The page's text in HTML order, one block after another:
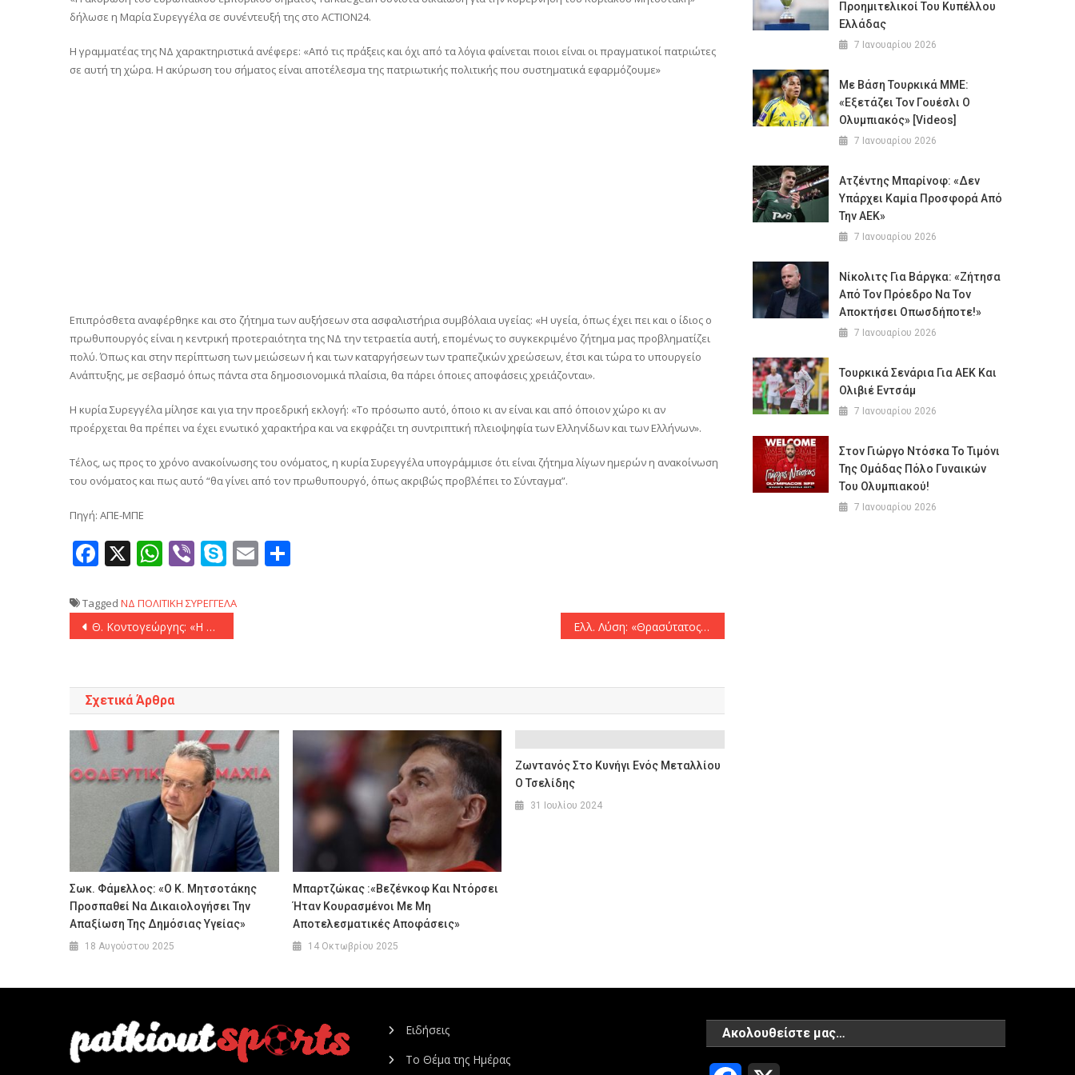
δήλωσε η Μαρία Συρεγγέλα σε συνέντευξή της στο ACTION24.
Η γραμματέας της ΝΔ χαρακτηριστικά ανέφερε: «Από τις πράξεις και όχι από τα λόγια φαίνεται ποιοι είναι οι πραγματικοί πατριώτες
σε αυτή τη χώρα. Η ακύρωση του σήματος είναι αποτέλεσμα της πατριωτικής πολιτικής που συστηματικά εφαρμόζουμε»
Επιπρόσθετα αναφέρθηκε και στο ζήτημα των αυξήσεων στα ασφαλιστήρια συμβόλαια υγείας: «Η υγεία, όπως έχει πει και ο ίδιος ο
πρωθυπουργός είναι η κεντρική προτεραιότητα της ΝΔ την τετραετία αυτή, επομένως το συγκεκριμένο ζήτημα μας προβληματίζει
πολύ. Όπως και στην περίπτωση των μειώσεων ή και των καταργήσεων των τραπεζικών χρεώσεων, έτσι και τώρα το υπουργείο
Ανάπτυξης, με σεβασμό όπως πάντα στα δημοσιονομικά πλαίσια, θα πάρει όποιες αποφάσεις χρειάζονται».
Η κυρία Συρεγγέλα μίλησε και για την προεδρική εκλογή: «Το πρόσωπο αυτό, όποιο κι αν είναι και από όποιον χώρο κι αν
προέρχεται θα πρέπει να έχει ενωτικό χαρακτήρα και να εκφράζει τη συντριπτική πλειοψηφία των Ελληνίδων και των Ελλήνων».
Τέλος, ως προς το χρόνο ανακοίνωσης του ονόματος, η κυρία Συρεγγέλα υπογράμμισε ότι είναι ζήτημα λίγων ημερών η ανακοίνωση
του ονόματος και πως αυτό “θα γίνει από τον πρωθυπουργό, όπως ακριβώς προβλέπει το Σύνταγμα”.
Πηγή: ΑΠΕ-ΜΠΕ
Facebook
X WhatsApp
ViberSkype
Email
Tagged ΝΔ ΠΟΛΙΤΙΚΗ ΣΥΡΕΓΓΕΛΑ
Πλοήγηση
Θ. Κοντογεώργης: «Η χώρα μπορεί να βγει ενισχυμένη στον τομέα των ευρύτερων γεωπολιτικών εξελίξεων, αλλά και στον τομέα της οικονομίας» Ελλ. Λύση: «Θρασύτατος ο Άδ. Γεωργιάδης»
Σχετικά Άρθρα
Σωκ. Φάμελλος: «Ο Κ. Μητσοτάκης
Προσπαθεί Να Δικαιολογήσει Την
Απαξίωση Της Δημόσιας Υγείας»
18 Αυγούστου 2025
Μπαρτζώκας :«Βεζένκοφ Και Ντόρσει
Ήταν Κουρασμένοι Με Μη
Αποτελεσματικές Αποφάσεις»
14 Οκτωβρίου 2025
Ζωντανός Στο Κυνήγι Ενός Μεταλλίου
Ο Τσελίδης
31 Ιουλίου 2024
Προημιτελικοί Του Κυπέλλου
Ελλάδας
7 Ιανουαρίου 2026
Με Βάση Τουρκικά ΜΜΕ:
«Εξετάζει Τον Γουέσλι Ο
Ολυμπιακός» [Videos]
7 Ιανουαρίου 2026
Ατζέντης Μπαρίνοφ: «Δεν
Υπάρχει Καμία Προσφορά Από
Την ΑΕΚ»
7 Ιανουαρίου 2026
Νίκολιτς Για Βάργκα: «Ζήτησα
Από Τον Πρόεδρο Να Τον
Αποκτήσει Οπωσδήποτε!»
7 Ιανουαρίου 2026
Τουρκικά Σενάρια Για ΑΕΚ Και
Oλιβιέ Εντσάμ
7 Ιανουαρίου 2026
Στον Γιώργο Ντόσκα Το Τιμόνι
Της Ομάδας Πόλο Γυναικών
Του Ολυμπιακού!
7 Ιανουαρίου 2026
Ειδήσεις
Το Θέμα της Ημέρας
Ακολουθείστε μας…